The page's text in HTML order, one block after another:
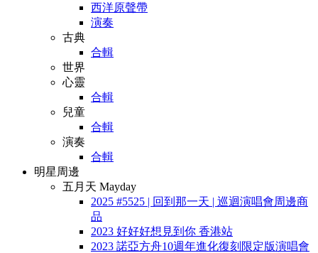
西洋原聲帶
演奏
古典
合輯
世界
心靈
合輯
兒童
合輯
演奏
合輯
明星周邊
五月天 Mayday
2025 #5525 | 回到那一天 | 巡迴演唱會周邊商
品
2023 好好好想見到你 香港站
2023 諾亞方舟10週年進化復刻限定版演唱會